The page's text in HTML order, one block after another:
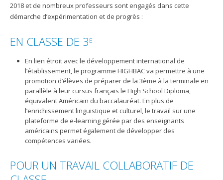
2018 et de nombreux professeurs sont engagés dans cette
démarche d’expérimentation et de progrès :
EN CLASSE DE 3E
En lien étroit avec le développement international de
l’établissement, le programme HIGHBAC va permettre à une
promotion d’élèves de préparer de la 3ème à la terminale en
parallèle à leur cursus français le High School Diploma,
équivalent Américain du baccalauréat. En plus de
l’enrichissement linguistique et culturel, le travail sur une
plateforme de e-learning gérée par des enseignants
américains permet également de développer des
compétences variées.
POUR UN TRAVAIL COLLABORATIF DE